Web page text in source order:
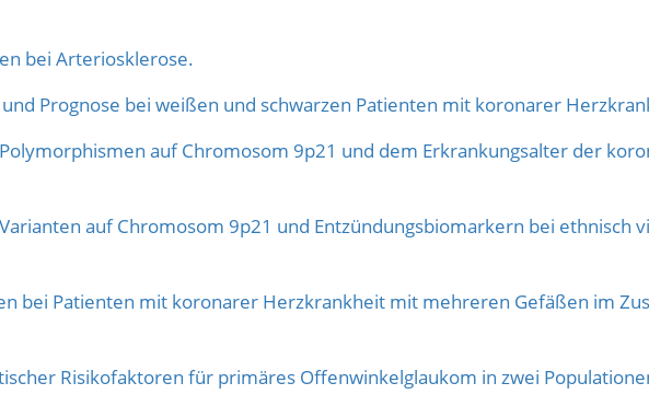
bei Arteriosklerose.
Prognose bei weißen und schwarzen Patienten mit koronarer
auf Chromosom 9p21 und dem Erkrankungsalter der
auf Chromosom 9p21 und Entzündungsbiomarkern bei ethnisch
bei Patienten mit koronarer Herzkrankheit mit mehreren Gefäßen im
Risikofaktoren für primäres Offenwinkelglaukom in zwei